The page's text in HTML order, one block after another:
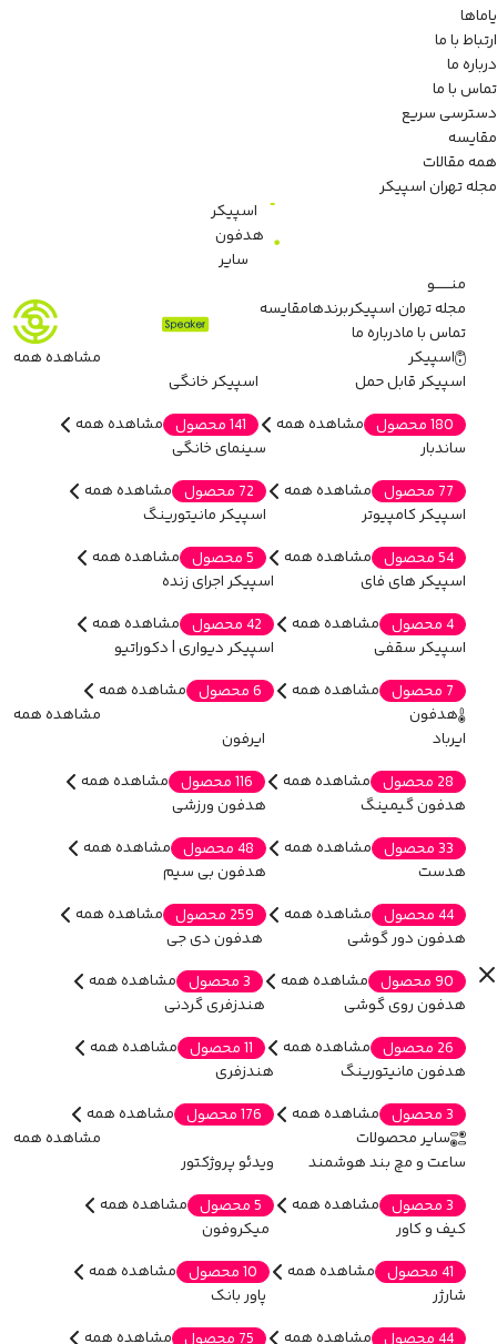
یاماها
ارتباط با ما
درباره ما
تماس با ما
دسترسی سریع
مقایسه
همه مقالات
مجله تهران اسپیکر
اسپیکر
هدفون
سایر
منـــــــو
مجله تهران اسپیکربرندهامقایسه
تماس با مادرباره ما
اسپیکر
مشاهده همه
اسپیکر قابل حمل
180 محصول
مشاهده همه
اسپیکر خانگی
141 محصول
مشاهده همه
ساندبار
77 محصول
مشاهده همه
سینمای خانگی
72 محصول
مشاهده همه
اسپیکر کامپیوتر
54 محصول
مشاهده همه
اسپیکر مانیتورینگ
5 محصول
مشاهده همه
اسپیکر های فای
4 محصول
مشاهده همه
اسپیکر اجرای زنده
42 محصول
مشاهده همه
اسپیکر سقفی
7 محصول
مشاهده همه
اسپیکر دیواری | دکوراتیو
6 محصول
مشاهده همه
هدفون
مشاهده همه
ایرباد
28 محصول
مشاهده همه
ایرفون
116 محصول
مشاهده همه
هدفون گیمینگ
33 محصول
مشاهده همه
هدفون ورزشی
48 محصول
مشاهده همه
هدست
44 محصول
مشاهده همه
هدفون بی سیم
259 محصول
مشاهده همه
هدفون دور گوشی
90 محصول
مشاهده همه
هدفون دی جی
3 محصول
مشاهده همه
هدفون روی گوشی
26 محصول
مشاهده همه
هندزفری گردنی
11 محصول
مشاهده همه
هدفون مانیتورینگ
3 محصول
مشاهده همه
هندزفری
176 محصول
مشاهده همه
سایر محصولات
مشاهده همه
ساعت و مچ بند هوشمند
3 محصول
مشاهده همه
ویدئو پروژکتور
5 محصول
مشاهده همه
کیف و کاور
41 محصول
مشاهده همه
میکروفون
10 محصول
مشاهده همه
شارژر
مشاهده همه
پاور بانک
مشاهده همه